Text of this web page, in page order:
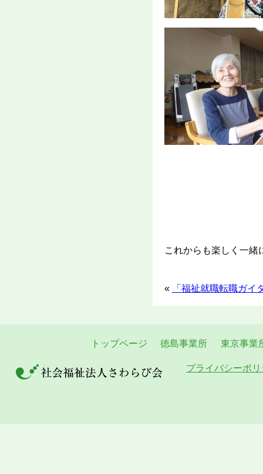
これからも楽しく一緒
« 「福祉就職転職ガ
トップページ 徳島事業所 東京事業
プライバシーポ